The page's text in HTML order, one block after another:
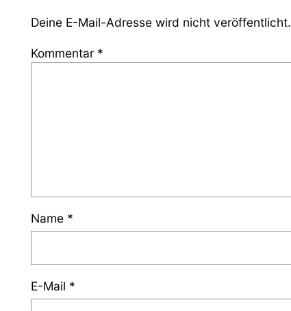
Deine E-Mail-Adresse wird nicht veröffentlicht.
Kommentar *
Name *
E-Mail *